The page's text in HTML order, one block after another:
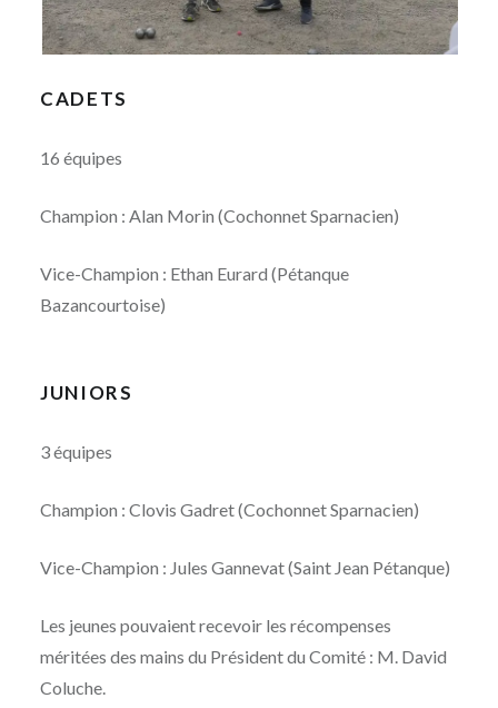
CADETS
16 équipes
Champion : Alan Morin (Cochonnet Sparnacien)
Vice-Champion : Ethan Eurard (Pétanque
Bazancourtoise)
JUNIORS
3 équipes
Champion : Clovis Gadret (Cochonnet Sparnacien)
Vice-Champion : Jules Gannevat (Saint Jean Pétanque)
Les jeunes pouvaient recevoir les récompenses
méritées des mains du Président du Comité : M. David
Coluche.